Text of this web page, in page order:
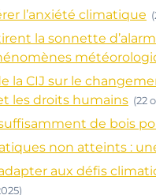
l’anxiété climatique
la sonnette
la CIJ sur le
les droits humains (22
de bois
non atteints :
aux défis